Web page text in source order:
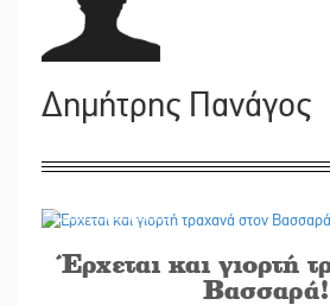
Δημήτρης Πανάγος
Έρχεται και γιορτή
Βασσαρά!